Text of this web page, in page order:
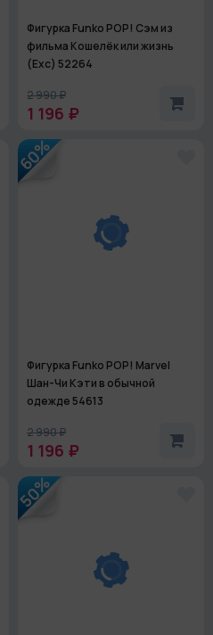
Фигурка Funko POP! Сэм из
фильма Кошелёк или жизнь
(Exc) 52264
2 990 ₽
1 196 ₽
60%
Фигурка Funko POP! Marvel
Шан-Чи Кэти в обычной
одежде 54613
2 990 ₽
1 196 ₽
50%